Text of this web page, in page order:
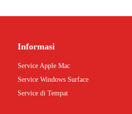
Informasi
Service Apple Mac
Service Windows Surface
Service di Tempat